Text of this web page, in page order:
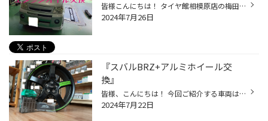
皆様こんにちは！ タイヤ館相模原店の梅田です 本日ご紹介させていただきますのは ミツビシ トッポの エンジンオイル交換作業です あまりお車を乗らいないとの事で 1000km、1年ぶりのオイル交換です ほとんど乗らないからオイル交換はいらないなんて 思う方もいらっしゃるかと思いますが 実際に抜い...
2024年7月26日
『スバルBRZ+アルミホイール交
換』
皆様、こんにちは！ 今回ご紹介する車両は、いつも当店をご利用頂いています 『K様』の『スバル BRZ』になります。 ZD8型の最終型なので完成形の車両です！ 純正ホイールも格好いいのですがそこは あえて『社外アルミホイール』に 交換です！ 拘りの『K様』ならではの『アルミホイール』の選択です...
2024年7月22日